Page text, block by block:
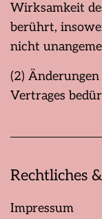
Wirksamkeit
berührt,
nicht
(2) Änderungen
Vertrages
Rechtliches
Impressum